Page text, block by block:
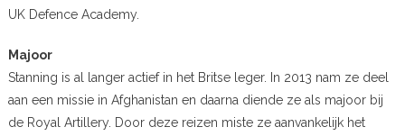
UK Defence Academy.
Majoor
Stanning is al langer actief in het Britse leger. In 2013 nam ze deel
aan een missie in Afghanistan en daarna diende ze als majoor bij
de Royal Artillery. Door deze reizen miste ze aanvankelijk het